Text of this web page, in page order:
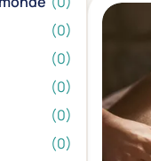
(0)
(0)
(0)
(0)
(0)